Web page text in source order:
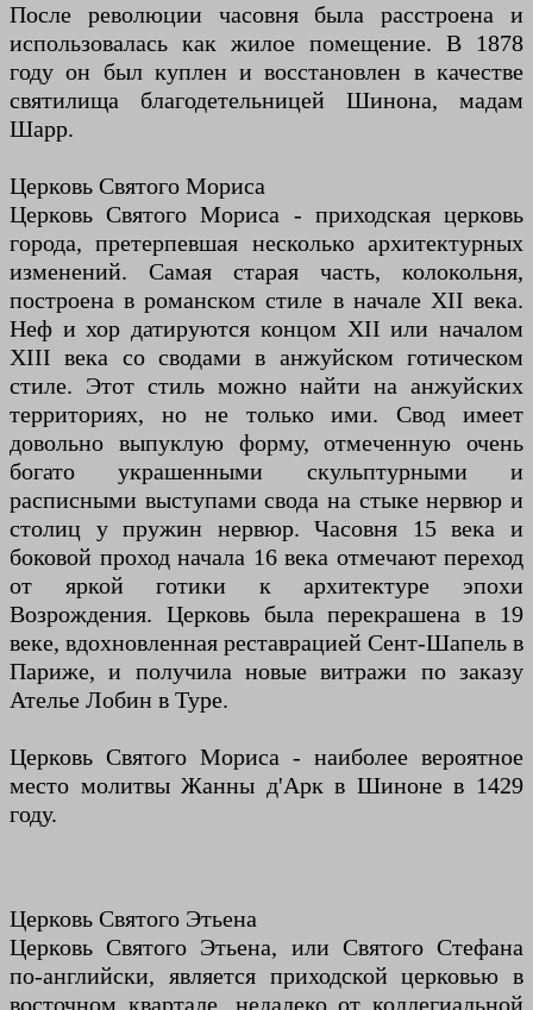
После революции часовня была расстроена и
использовалась как жилое помещение. В 1878
году он был куплен и восстановлен в качестве
святилища благодетельницей Шинона, мадам
Шарр.
Церковь Святого Мориса
Церковь Святого Мориса - приходская церковь
города, претерпевшая несколько архитектурных
изменений. Самая старая часть, колокольня,
построена в романском стиле в начале XII века.
Неф и хор датируются концом XII или началом
XIII века со сводами в анжуйском готическом
стиле. Этот стиль можно найти на анжуйских
территориях, но не только ими. Свод имеет
довольно выпуклую форму, отмеченную очень
богато украшенными скульптурными и
расписными выступами свода на стыке нервюр и
столиц у пружин нервюр. Часовня 15 века и
боковой проход начала 16 века отмечают переход
от яркой готики к архитектуре эпохи
Возрождения. Церковь была перекрашена в 19
веке, вдохновленная реставрацией Сент-Шапель в
Париже, и получила новые витражи по заказу
Ателье Лобин в Туре.
Церковь Святого Мориса - наиболее вероятное
место молитвы Жанны д'Арк в Шиноне в 1429
году.
Церковь Святого Этьена
Церковь Святого Этьена, или Святого Стефана
по-английски, является приходской церковью в
восточном квартале, недалеко от коллегиальной